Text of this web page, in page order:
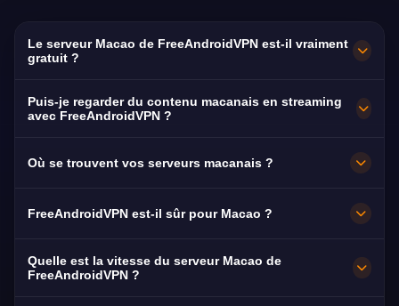
Le serveur Macao de FreeAndroidVPN est-il vraiment
gratuit ?
100% gratuit. Un emplacement VPN rare dans
Puis-je regarder du contenu macanais en streaming
avec FreeAndroidVPN ?
Où se trouvent vos serveurs macanais ?
haute vitesse à Macao sur la Péninsule de
des connexions 10Gbps pour une vitesse
FreeAndroidVPN est-il sûr pour Macao ?
journaux. Important car le paysage internet de
Quelle est la vitesse du serveur Macao de
FreeAndroidVPN ?